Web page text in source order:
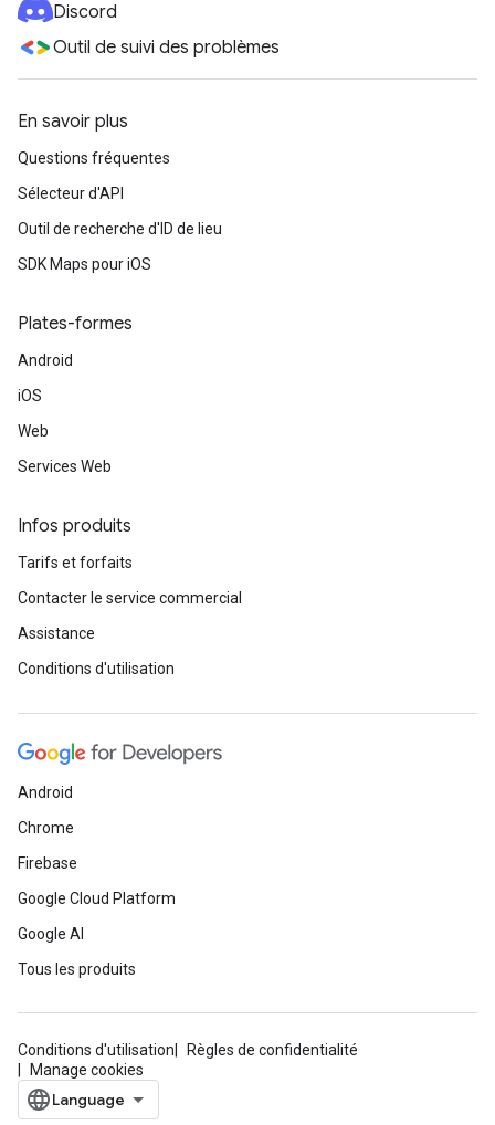
Discord
Outil de suivi des problèmes
En savoir plus
Questions fréquentes
Sélecteur d'API
Outil de recherche d'ID de lieu
SDK Maps pour iOS
Plates-formes
Android
iOS
Web
Services Web
Infos produits
Tarifs et forfaits
Contacter le service commercial
Assistance
Conditions d'utilisation
Android
Chrome
Firebase
Google Cloud Platform
Google AI
Tous les produits
Conditions d'utilisation
Règles de confidentialité
Manage cookies